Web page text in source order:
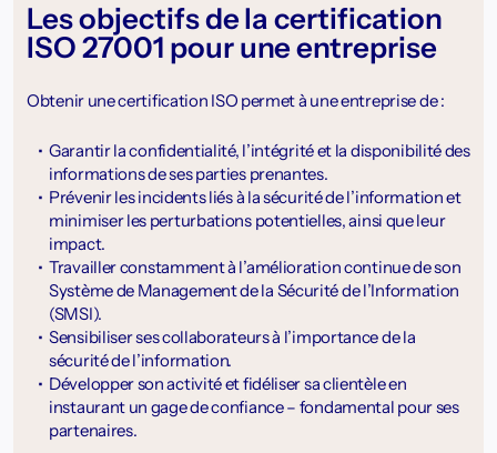
Les objectifs de la certification
ISO 27001 pour une entreprise
Obtenir une certification ISO permet à une entreprise de :
Garantir la confidentialité, l’intégrité et la disponibilité des
informations de ses parties prenantes.
Prévenir les incidents liés à la sécurité de l’information et
minimiser les perturbations potentielles, ainsi que leur
impact.
Travailler constamment à l’amélioration continue de son
Système de Management de la Sécurité de l’Information
(SMSI).
Sensibiliser ses collaborateurs à l’importance de la
sécurité de l’information.
Développer son activité et fidéliser sa clientèle en
instaurant un gage de confiance – fondamental pour ses
partenaires.